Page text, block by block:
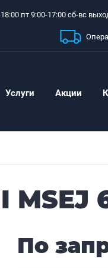
пт 9:00-17:00 сб-вс
Услуги Акции
MSEJ
По